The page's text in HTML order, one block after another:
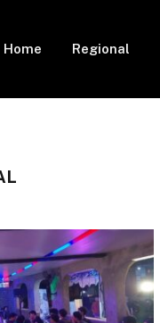
Home Regional